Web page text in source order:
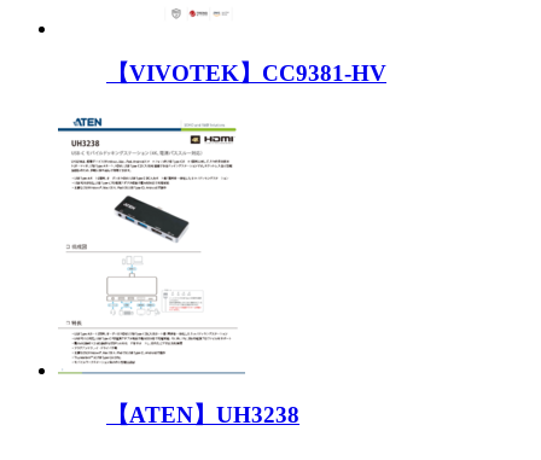
【VIVOTEK】CC9381-HV
【ATEN】UH3238